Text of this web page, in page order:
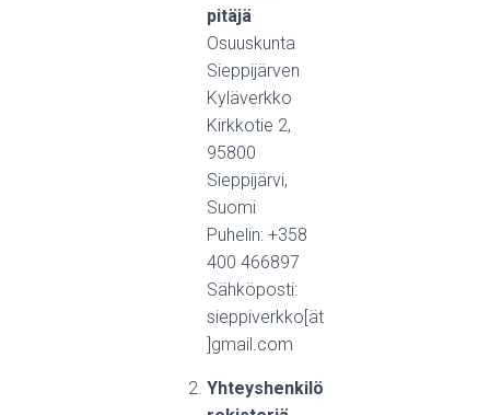
pitäjä
Osuuskunta
Sieppijärven
Kyläverkko
Kirkkotie 2,
95800
Sieppijärvi,
Suomi
Puhelin: +358
400 466897
Sähköposti:
sieppiverkko[ät
]gmail.com
Yhteyshenkilö